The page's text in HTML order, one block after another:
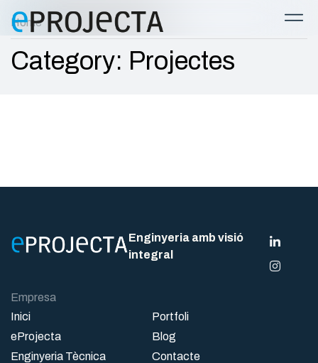
Home
Category: Projectes
Enginyeria amb visió
integral
Empresa
Inici
eProjecta
Enginyeria Tècnica
Portfoli
Blog
Contacte